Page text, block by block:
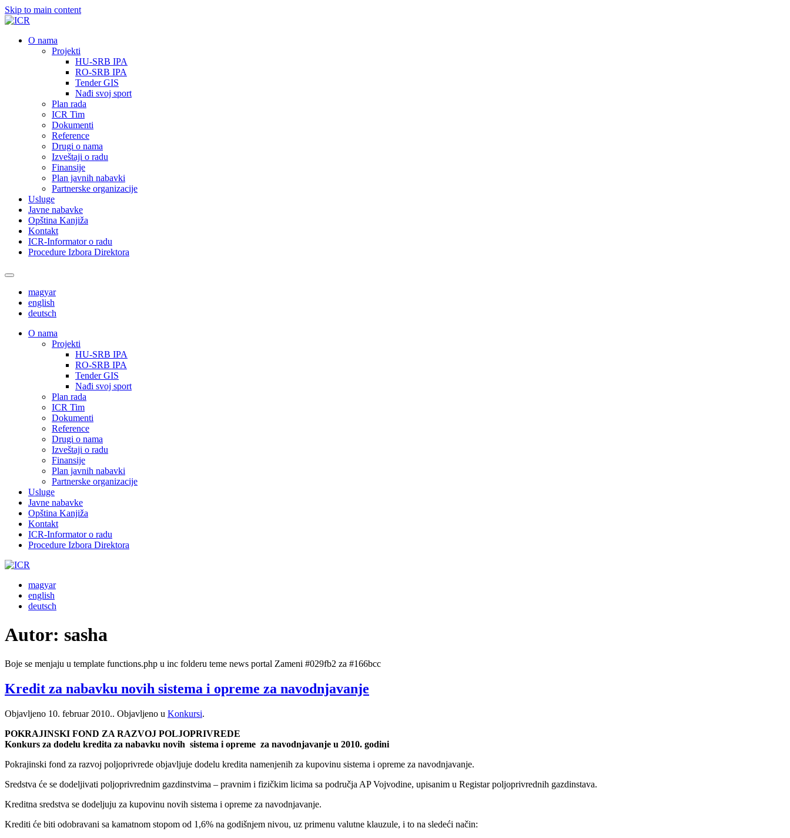
Skip to main content
О nama
Projekti
HU-SRB IPA
RO-SRB IPA
Tender GIS
Nađi svoj sport
Plan rada
ICR Tim
Dokumenti
Reference
Drugi o nama
Izveštaji o radu
Finansije
Plan javnih nabavki
Partnerske organizacije
Usluge
Javne nabavke
Opština Kanjiža
Kontakt
ICR-Informator o radu
Procedure Izbora Direktora
magyar
english
deutsch
О nama
Projekti
HU-SRB IPA
RO-SRB IPA
Tender GIS
Nađi svoj sport
Plan rada
ICR Tim
Dokumenti
Reference
Drugi o nama
Izveštaji o radu
Finansije
Plan javnih nabavki
Partnerske organizacije
Usluge
Javne nabavke
Opština Kanjiža
Kontakt
ICR-Informator o radu
Procedure Izbora Direktora
magyar
english
deutsch
Autor: sasha
Boje se menjaju u template functions.php u inc folderu teme news portal Zameni #029fb2 za #166bcc
Kredit za nabavku novih sistema i opreme za navodnjavanje
Objavljeno 10. februar 2010.. Objavljeno u Konkursi.
POKRAJINSKI FOND ZA RAZVOJ POLJOPRIVREDE
Konkurs za dodelu kredita za nabavku novih sistema i opreme za navodnjavanje u 2010. godini
Pokrajinski fond za razvoj poljoprivrede objavljuje dodelu kredita namenjenih za kupovinu sistema i opreme za navodnjavanje.
Sredstva će se dodeljivati poljoprivrednim gazdinstvima – pravnim i fizičkim licima sa područja AP Vojvodine, upisanim u Registar poljoprivrednih gazdinstava.
Kreditna sredstva se dodeljuju za kupovinu novih sistema i opreme za navodnjavanje.
Krediti će biti odobravani sa kamatnom stopom od 1,6% na godišnjem nivou, uz primenu valutne klauzule, i to na sledeći način: